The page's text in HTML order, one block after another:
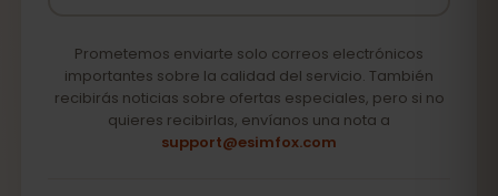
Prometemos enviarte solo correos electrónicos
importantes sobre la calidad del servicio. También
recibirás noticias sobre ofertas especiales, pero si no
quieres recibirlas, envíanos una nota a
support@esimfox.com